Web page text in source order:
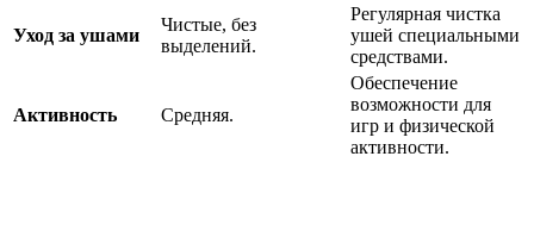
Уход за ушами
Чистые, без
выделений.
Регулярная чистка
ушей специальными
средствами.
Активность Средняя.
Обеспечение
возможности для
игр и физической
активности.